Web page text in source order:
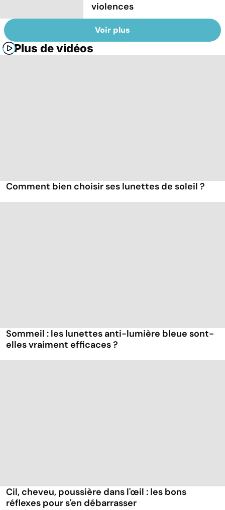
violences
Voir plus
Plus de vidéos
Comment bien choisir ses lunettes de soleil ?
Sommeil : les lunettes anti-lumière bleue sont-
elles vraiment efficaces ?
Cil, cheveu, poussière dans l'œil : les bons
réflexes pour s'en débarrasser